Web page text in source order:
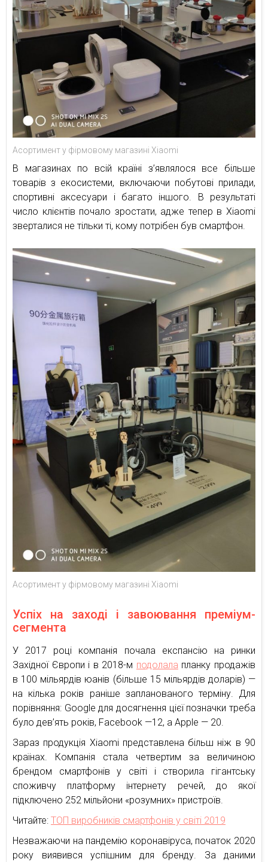
Асортимент у фірмовому магазині Xiaomi
В магазинах по всій країні з’являлося все більше
товарів з екосистеми, включаючи побутові прилади,
спортивні аксесуари і багато іншого. В результаті
число клієнтів почало зростати, адже тепер в Xiaomi
зверталися не тільки ті, кому потрібен був смартфон.
Асортимент у фірмовому магазині Xiaomi
Успіх на заході і завоювання преміум-
сегмента
У 2017 році компанія почала експансію на ринки
Західної Європи і в 2018-м подолала планку продажів
в 100 мільярдів юанів (більше 15 мільярдів доларів) —
на кілька років раніше запланованого терміну. Для
порівняння: Google для досягнення цієї позначки треба
було дев’ять років, Facebook —12, а Apple — 20.
Зараз продукція Xiaomi представлена більш ніж в 90
країнах. Компанія стала четвертим за величиною
брендом смартфонів у світі і створила гігантську
споживчу платформу інтернету речей, до якої
підключено 252 мільйони «розумних» пристроїв.
Читайте: ТОП виробників смартфонів у світі 2019
Незважаючи на пандемію коронавіруса, початок 2020
року виявився успішним для бренду. За даними